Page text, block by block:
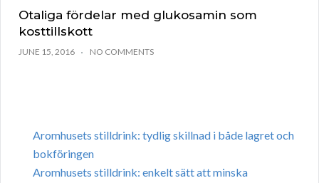
Otaliga fördelar med glukosamin som
kosttillskott
JUNE 15, 2016 NO COMMENTS
Aromhusets stilldrink: tydlig skillnad i både lagret och
bokföringen
Aromhusets stilldrink: enkelt sätt att minska